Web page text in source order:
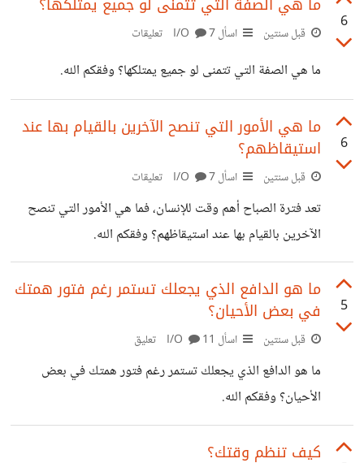
6
قبل سنتين اسأل I/O7 تعليقات
ما هي الصفة التي تتمنى لو جميع يمتلكها؟ وفقكم الله.
6
ما هي الأمور التي تنصح الآخرين بالقيام بها عند
استيقاظهم؟
قبل سنتين اسأل I/O7 تعليقات
تعد فترة الصباح أهم وقت للإنسان، فما هي الأمور التي تنصح
الآخرين بالقيام بها عند استيقاظهم؟ وفقكم الله.
5
ما هو الدافع الذي يجعلك تستمر رغم فتور همتك
في بعض الأحيان؟
قبل سنتين اسأل I/O 11 تعليق
ما هو الدافع الذي يجعلك تستمر رغم فتور همتك في بعض
الأحيان؟ وفقكم الله.
كيف تنظم وقتك؟